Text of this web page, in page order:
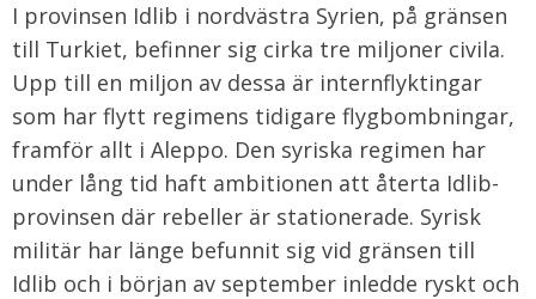
I provinsen Idlib i nordvästra Syrien, på gränsen
till Turkiet, befinner sig cirka tre miljoner civila.
Upp till en miljon av dessa är internflyktingar
som har flytt regimens tidigare flygbombningar,
framför allt i Aleppo. Den syriska regimen har
under lång tid haft ambitionen att återta Idlib-
provinsen där rebeller är stationerade. Syrisk
militär har länge befunnit sig vid gränsen till
Idlib och i början av september inledde ryskt och